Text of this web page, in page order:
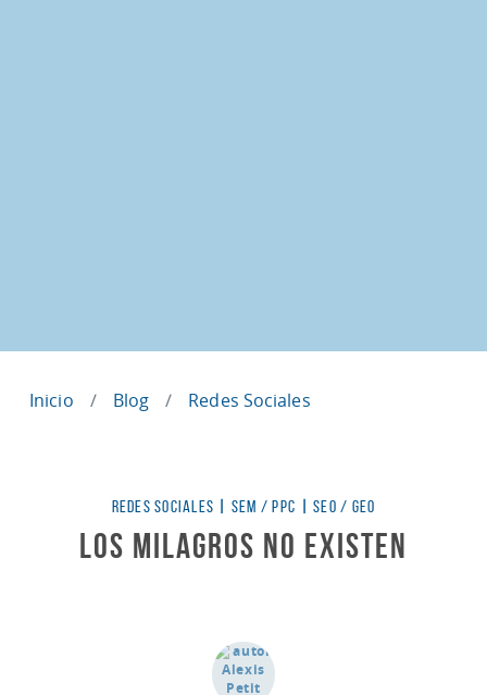
Inicio Blog Redes Sociales
REDES SOCIALES SEM / PPC SEO / GEO
Los Milagros NO existen